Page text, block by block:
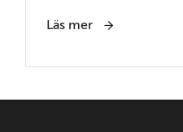
Läs mer